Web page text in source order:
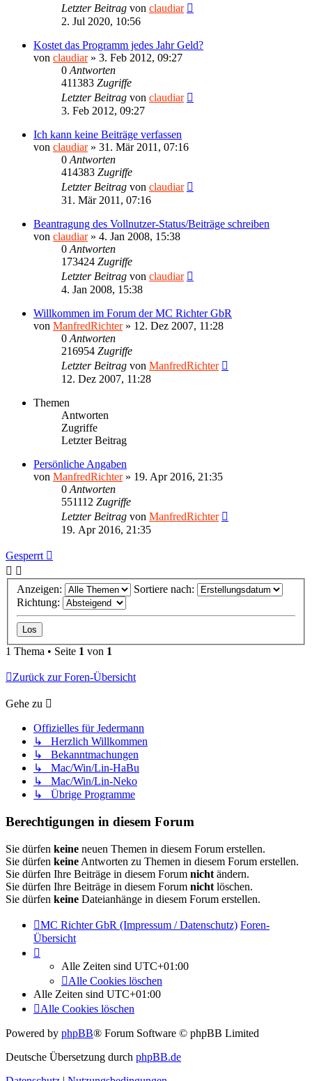
Letzter Beitrag von claudiar
2. Jul 2020, 10:56
Kostet das Programm jedes Jahr Geld?
von claudiar» 3. Feb 2012, 09:27
0 Antworten
411383 Zugriffe
Letzter Beitrag von claudiar
3. Feb 2012, 09:27
Ich kann keine Beiträge verfassen
von claudiar» 31. Mär 2011, 07:16
0 Antworten
414383 Zugriffe
Letzter Beitrag von claudiar
31. Mär 2011, 07:16
Beantragung des Vollnutzer-Status/Beiträge schreiben
von claudiar» 4. Jan 2008, 15:38
0 Antworten
173424 Zugriffe
Letzter Beitrag von claudiar
4. Jan 2008, 15:38
Willkommen im Forum der MC Richter GbR
von ManfredRichter» 12. Dez 2007, 11:28
0 Antworten
216954 Zugriffe
Letzter Beitrag von ManfredRichter
12. Dez 2007, 11:28
Themen
Antworten
Zugriffe
Letzter Beitrag
Persönliche Angaben
von ManfredRichter» 19. Apr 2016, 21:35
0 Antworten
551112 Zugriffe
Letzter Beitrag von ManfredRichter
19. Apr 2016, 21:35
Gesperrt
Anzeigen:
Sortiere nach:
Richtung:
1 Thema • Seite 1 von 1
Zurück zur Foren-Übersicht
Gehe zu
Offizielles für Jedermann
↳ Herzlich Willkommen
↳ Bekanntmachungen
↳ Mac/Win/Lin-HaBu
↳ Mac/Win/Lin-Neko
↳ Übrige Programme
Berechtigungen in diesem Forum
Sie dürfen keine neuen Themen in diesem Forum erstellen.
Sie dürfen keine Antworten zu Themen in diesem Forum erstellen.
Sie dürfen Ihre Beiträge in diesem Forum nicht ändern.
Sie dürfen Ihre Beiträge in diesem Forum nicht löschen.
Sie dürfen keine Dateianhänge in diesem Forum erstellen.
MC Richter GbR (Impressum / Datenschutz) Foren-
Übersicht
Alle Zeiten sind UTC+01:00
Alle Cookies löschen
Alle Zeiten sind UTC+01:00
Alle Cookies löschen
Powered by phpBB® Forum Software © phpBB Limited
Deutsche Übersetzung durch phpBB.de